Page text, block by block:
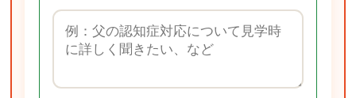
ご質問・ご要望